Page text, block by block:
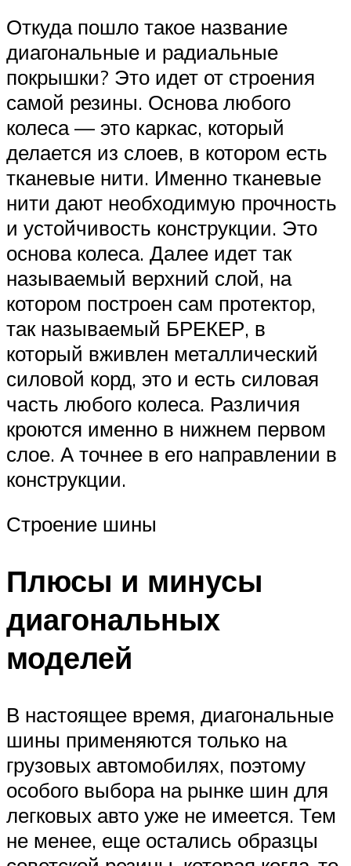
Откуда пошло такое название
диагональные и радиальные
покрышки? Это идет от строения
самой резины. Основа любого
колеса — это каркас, который
делается из слоев, в котором есть
тканевые нити. Именно тканевые
нити дают необходимую прочность
и устойчивость конструкции. Это
основа колеса. Далее идет так
называемый верхний слой, на
котором построен сам протектор,
так называемый БРЕКЕР, в
который вживлен металлический
силовой корд, это и есть силовая
часть любого колеса. Различия
кроются именно в нижнем первом
слое. А точнее в его направлении в
конструкции.
Строение шины
Плюсы и минусы
диагональных
моделей
В настоящее время, диагональные
шины применяются только на
грузовых автомобилях, поэтому
особого выбора на рынке шин для
легковых авто уже не имеется. Тем
не менее, еще остались образцы